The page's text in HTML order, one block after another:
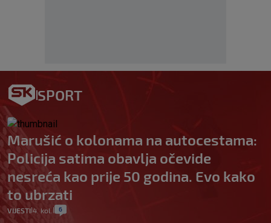
SPORT
Marušić o kolonama na autocestama:
Policija satima obavlja očevide
nesreća kao prije 50 godina. Evo kako
to ubrzati
VIJESTI 4. kol. 6